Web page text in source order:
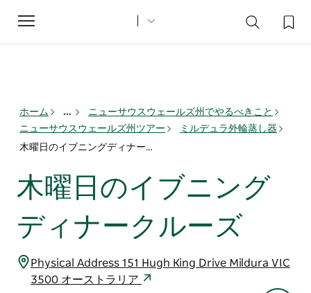
Toggle
navigation
ホーム ...
ニューサウスウェールズ州でやるべきこと
ニューサウスウェールズ州ツアー
ミルデュラ外輪蒸し器
木曜日のイブニングディナークルーズ
木曜日のイブニング
ディナークルーズ
Physical Address 151 Hugh King Drive Mildura VIC
3500 オーストラリア